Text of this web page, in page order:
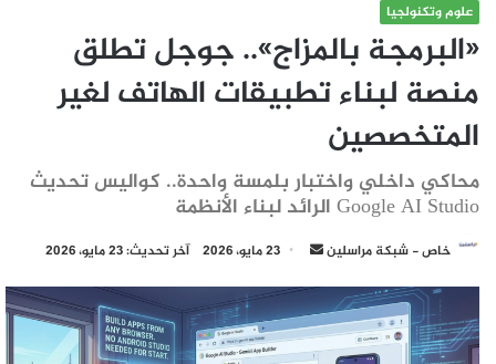
علوم وتكنولجيا
«البرمجة بالمزاج».. جوجل تطلق
منصة لبناء تطبيقات الهاتف لغير
المتخصصين
محاكي داخلي واختبار بلمسة واحدة.. كواليس تحديث
Google AI Studio الرائد لبناء الأنظمة
خاص - شبكة مراسلين
أرسل
إلكترونيا
23 مايو، 2026 آخر تحديث: 23 مايو، 2026